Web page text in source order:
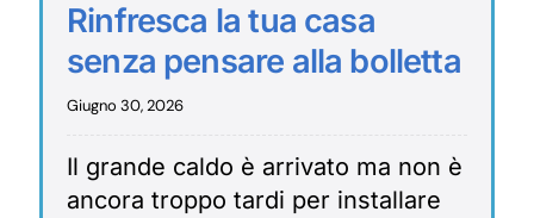
Rinfresca la tua casa
senza pensare alla bolletta
Giugno 30, 2026
Il grande caldo è arrivato ma non è
ancora troppo tardi per installare